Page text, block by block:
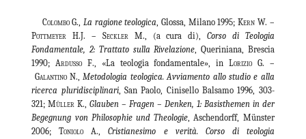
ColomboG., La ragione teologica, Glossa, Milano 1995;Kern W. –
Pottmeyer H.J. – Seckler M., (a cura di), Corso di Teologia
Fondamentale, 2: Trattato sulla Rivelazione, Queriniana, Brescia
1990;Ardusso F., «La teologia fondamentale», inLorizio G. –
Galantino N.,Metodologia teologica. Avviamento allo studio e alla
ricerca pluridisciplinari, San Paolo, Cinisello Balsamo 1996, 303-
321;Müller K.,Glauben – Fragen – Denken, 1: Basisthemen in der
Begegnung von Philosophie und Theologie, Aschendorff, Münster
2006;TonioloA.,Cristianesimo e verità. Corso di teologia